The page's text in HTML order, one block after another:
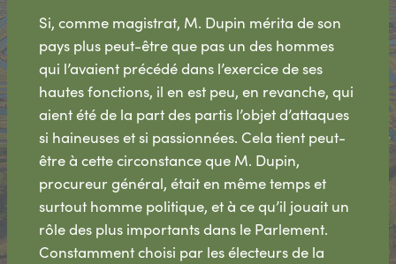
Si, comme magistrat, M. Dupin mérita de son
pays plus peut-être que pas un des hommes
qui l’avaient précédé dans l’exercice de ses
hautes fonctions, il en est peu, en revanche, qui
aient été de la part des partis l’objet d’attaques
si haineuses et si passionnées. Cela tient peut-
être à cette circonstance que M. Dupin,
procureur général, était en même temps et
surtout homme politique, et à ce qu’il jouait un
rôle des plus importants dans le Parlement.
Constamment choisi par les électeurs de la